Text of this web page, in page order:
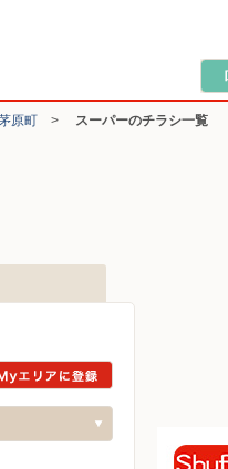
原町 > スーパーのチラシ一覧